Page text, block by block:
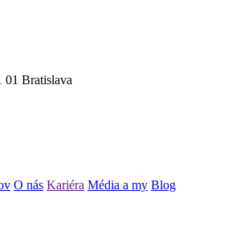
01 Bratislava
O nás Kariéra Média a my Blog